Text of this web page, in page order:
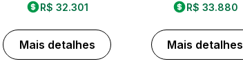
R$ 32.301
Mais detalhes
R$ 33.880
Mais detalhes